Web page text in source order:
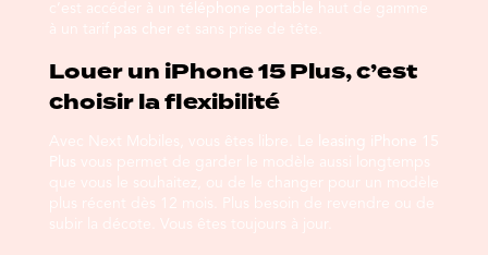
c’est accéder à un
téléphone portable haut de gamme
à un tarif pas cher et sans prise de tête.
Louer un iPhone 15 Plus, c’est
choisir la flexibilité
Avec Next Mobiles, vous êtes libre. Le
leasing iPhone 15
Plus vous permet de garder le modèle aussi longtemps
que vous le souhaitez, ou de le changer pour un modèle
plus récent dès 12 mois. Plus besoin de revendre ou de
subir la décote. Vous êtes toujours à jour.